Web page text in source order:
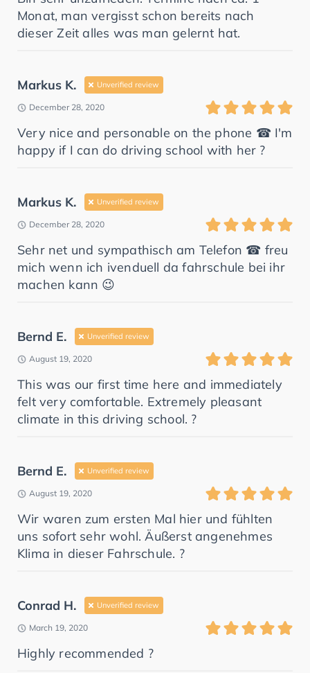
Monat, man vergisst schon bereits nach
dieser Zeit alles was man gelernt hat.
Markus K. Unverified review
December 28, 2020
Very nice and personable on the phone ☎ I'm
happy if I can do driving school with her ?
Markus K. Unverified review
December 28, 2020
Sehr net und sympathisch am Telefon ☎ freu
mich wenn ich ivenduell da fahrschule bei ihr
machen kann 😉
Bernd E. Unverified review
August 19, 2020
This was our first time here and immediately
felt very comfortable. Extremely pleasant
climate in this driving school. ?
Bernd E. Unverified review
August 19, 2020
Wir waren zum ersten Mal hier und fühlten
uns sofort sehr wohl. Äußerst angenehmes
Klima in dieser Fahrschule. ?
Conrad H. Unverified review
March 19, 2020
Highly recommended ?